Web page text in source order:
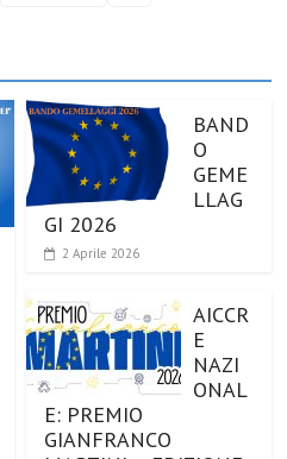
BAND
O
GEME
LLAG
GI 2026
2 Aprile 2026
AICCR
E
NAZI
ONAL
E: PREMIO
GIANFRANCO